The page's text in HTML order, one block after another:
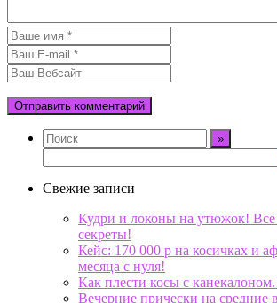
Свежие записи
Кудри и локоны на утюжок! Все
секреты!
Кейс: 170 000 р на косичках и
месяца с нуля!
Как плести косы с
Вечерние прически на средние